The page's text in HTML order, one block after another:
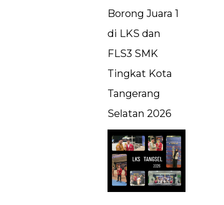
Borong Juara 1
di LKS dan
FLS3 SMK
Tingkat Kota
Tangerang
Selatan 2026